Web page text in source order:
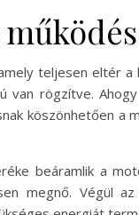
teljesen eltér
van rögzítve.
köszönhetően
beáramlik a
megnő. Végül